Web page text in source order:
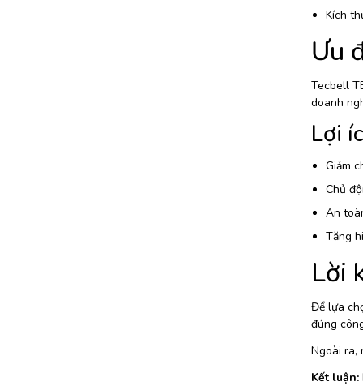
Kích
Ưu
Tecbell
doanh
Lợi
Giảm
Chủ
An
Tăng
Lời
Để lựa
đúng
Ngoài ra,
Kết luận: